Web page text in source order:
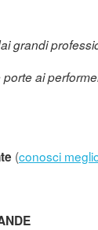
grandi
ai
(conosci